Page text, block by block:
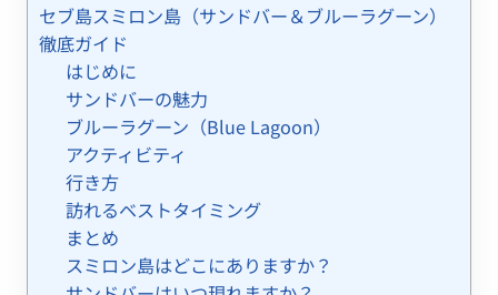
セブ島スミロン島（サンドバー＆ブルーラグーン）
徹底ガイド
はじめに
サンドバーの魅力
ブルーラグーン（Blue Lagoon）
アクティビティ
行き方
訪れるベストタイミング
まとめ
スミロン島はどこにありますか？